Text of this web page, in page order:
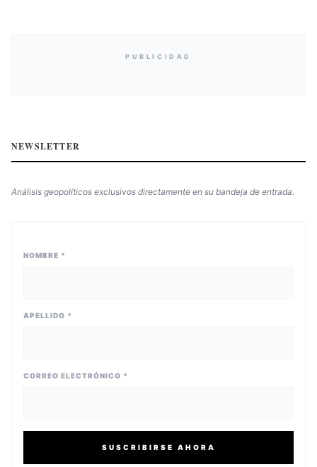
PUBLICIDAD
NEWSLETTER
Análisis geopolíticos exclusivos directamente en su bandeja de entrada.
NOMBRE *
APELLIDO *
CORREO ELECTRÓNICO *
SUSCRIBIRSE AHORA